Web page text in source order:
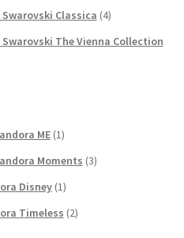
Classica (4)
The Vienna Collection
ME (1)
Moments (3)
Disney (1)
Timeless (2)